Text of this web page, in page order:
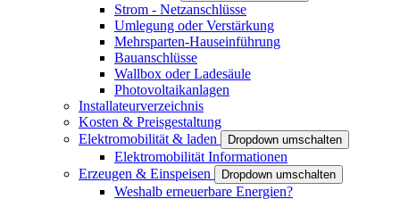
Strom - Netzanschlüsse
Umlegung oder Verstärkung
Mehrsparten-Hauseinführung
Bauanschlüsse
Wallbox oder Ladesäule
Photovoltaikanlagen
Installateurverzeichnis
Kosten & Preisgestaltung
Elektromobilität & laden
Dropdown umschalten
Elektromobilität Informationen
Erzeugen & Einspeisen
Dropdown umschalten
Weshalb erneuerbare Energien?